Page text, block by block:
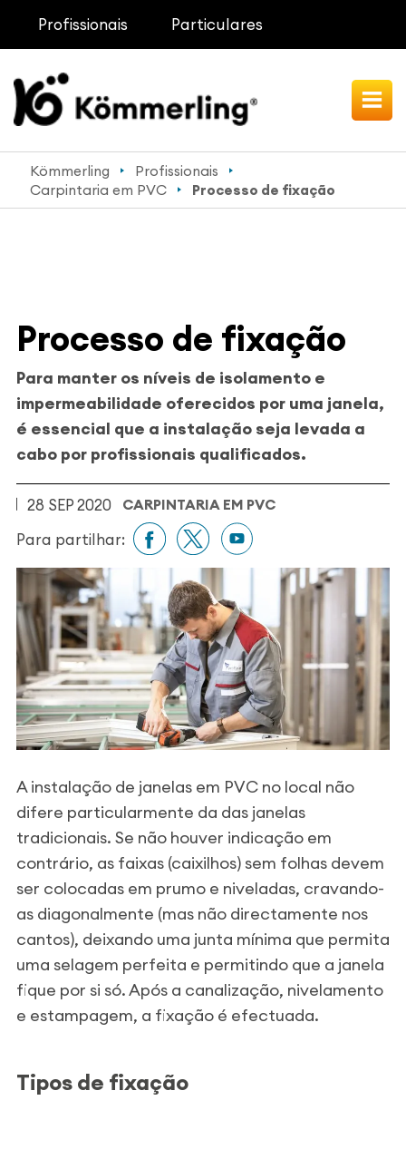
Profissionais Particulares
Kömmerling
Profissionais
Carpintaria em PVC
Processo de fixação
Processo de fixação
Para manter os níveis de isolamento e
impermeabilidade oferecidos por uma janela,
é essencial que a instalação seja levada a
cabo por profissionais qualificados.
28 SEP 2020 CARPINTARIA EM PVC
Para partilhar:
A instalação de janelas em PVC no local não
difere particularmente da das janelas
tradicionais. Se não houver indicação em
contrário, as faixas (caixilhos) sem folhas devem
ser colocadas em prumo e niveladas, cravando-
as diagonalmente (mas não directamente nos
cantos), deixando uma junta mínima que permita
uma selagem perfeita e permitindo que a janela
fique por si só. Após a canalização, nivelamento
e estampagem, a fixação é efectuada.
Tipos de fixação